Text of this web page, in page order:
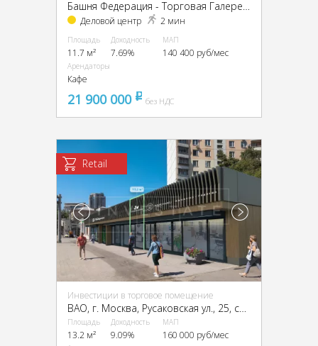
Деловой центр 2 мин
Площадь
11.7 м²
Доходность
7.69%
МАП
140 400 руб/мес
Арендаторы
Кафе
21 900 000 pуббез НДС
Retail
Инвестиции в торговое помещение
ВАО, г. Москва, Русаковская ул., 25, стр. 1
Площадь
13.2 м²
Доходность
9.09%
МАП
160 000 руб/мес